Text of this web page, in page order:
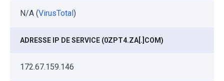
N/A (VirusTotal )
ADRESSE IP DE SERVICE (0ZPT4.ZA[.]COM)
172.67.159.146